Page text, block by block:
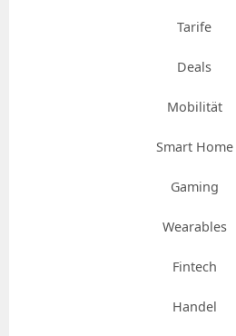
Tarife
Deals
Mobilität
Smart Home
Gaming
Wearables
Fintech
Handel